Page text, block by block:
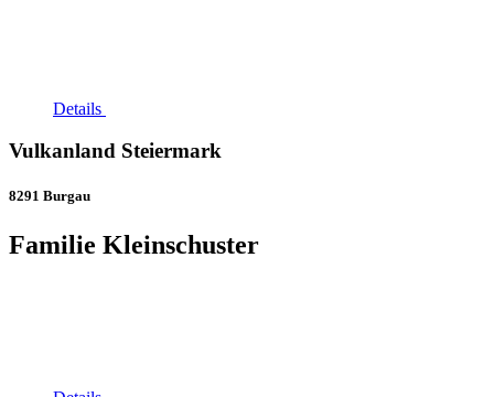
Details
Vulkanland Steiermark
8291 Burgau
Familie Kleinschuster